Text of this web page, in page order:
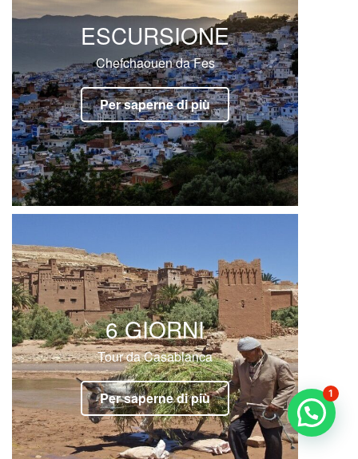
ESCURSIONE
Chefchaouen da Fes
Per saperne di più
6 GIORNI
Tour da Casablanca
Per saperne di più 1